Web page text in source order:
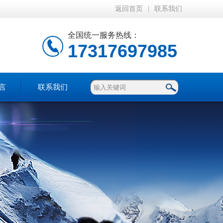
返回首页 联系我们
全国统一服务热线：
17317697985
联系我们